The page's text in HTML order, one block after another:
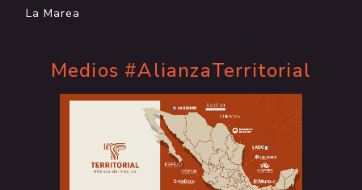
La Marea
Medios #AlianzaTerritorial